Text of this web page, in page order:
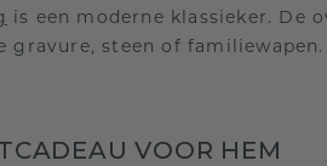
is een moderne klassieker. De
gravure, steen of
VOOR HEM